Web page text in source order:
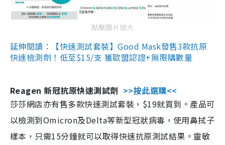
點擊圖片放大
延伸閱讀：【快速測試套裝】Good Mask發售3款抗原
快速檢測劑！低至$15/支 獲歐盟認證+無限購數量
Reagen 新冠抗原快速測試劑 >>按此選購<<
莎莎網店亦有售多款快速測試套裝，$19就買到。產品可
以檢測到Omicron及Delta等新型冠狀病毒，使用鼻拭子
樣本，只需15分鐘就可以取得快速抗原測試結果。靈敏